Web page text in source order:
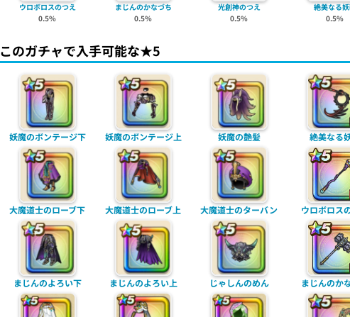
ウロボロスのつえ
0.5%
まじんのかなづち
0.5%
光創神のつえ
0.5%
絶美なる
0.5%
このガチャで入手可能な★5
妖魔のボンテージ下 妖魔のボンテージ上 妖魔の艶髪 絶美なる
大魔道士のローブ下 大魔道士のローブ上 大魔道士のターバン ウロボロス
まじんのよろい下 まじんのよろい上 じゃしんのめん まじんのか